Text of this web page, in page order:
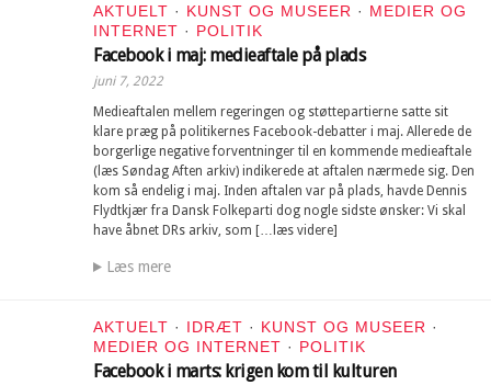
AKTUELT · KUNST OG MUSEER · MEDIER OG
INTERNET · POLITIK
Facebook i maj: medieaftale på plads
juni 7, 2022
Medieaftalen mellem regeringen og støttepartierne satte sit
klare præg på politikernes Facebook-debatter i maj. Allerede de
borgerlige negative forventninger til en kommende medieaftale
(læs Søndag Aften arkiv) indikerede at aftalen nærmede sig. Den
kom så endelig i maj. Inden aftalen var på plads, havde Dennis
Flydtkjær fra Dansk Folkeparti dog nogle sidste ønsker: Vi skal
have åbnet DRs arkiv, som […læs videre]
Læs mere
AKTUELT · IDRÆT · KUNST OG MUSEER ·
MEDIER OG INTERNET · POLITIK
Facebook i marts: krigen kom til kulturen